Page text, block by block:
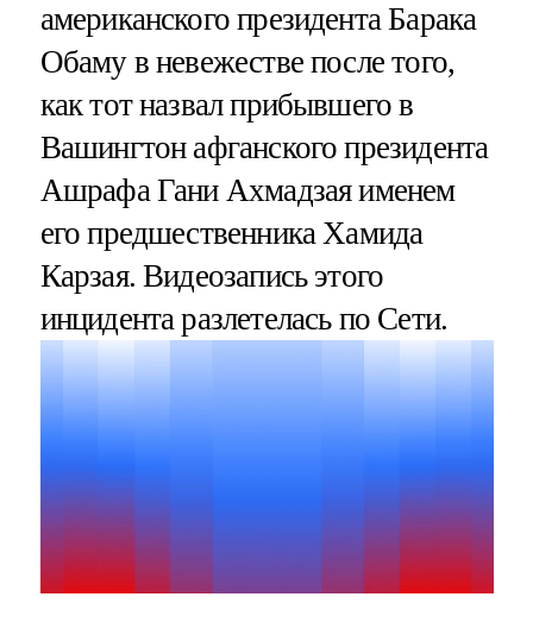
американского президента Барака
Обаму в невежестве после того,
как тот назвал прибывшего в
Вашингтон афганского президента
Ашрафа Гани Ахмадзая именем
его предшественника Хамида
Карзая. Видеозапись этого
инцидента разлетелась по Сети.